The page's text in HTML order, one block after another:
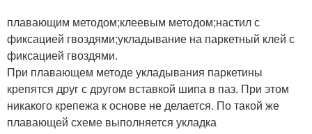
плавающим методом;клеевым методом;настил с
фиксацией гвоздями;укладывание на паркетный клей с
фиксацией гвоздями.
При плавающем методе укладывания паркетины
крепятся друг с другом вставкой шипа в паз. При этом
никакого крепежа к основе не делается. По такой же
плавающей схеме выполняется укладка